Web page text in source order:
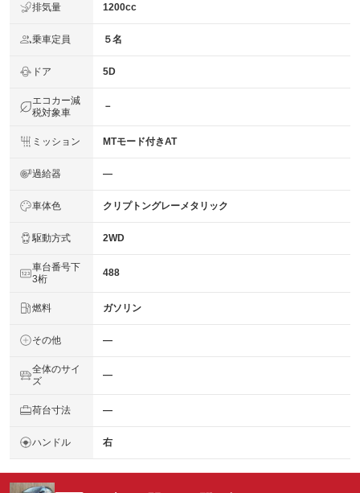
排気量 1200cc
乗車定員 ５名
ドア 5D
エコカー減
税対象車
－
ミッション MTモード付きAT
過給器 ―
車体色 クリプトングレーメタリック
駆動方式 2WD
車台番号下
3桁
488
燃料 ガソリン
その他 ―
全体のサイ
ズ
―
荷台寸法 ―
ハンドル 右